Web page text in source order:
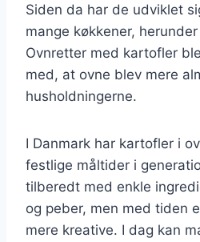
Siden da har de udviklet
mange køkkener,
Ovnretter med kartofler
med, at ovne blev mere
husholdningerne.
I Danmark har kartofler i
festlige måltider i
tilberedt med enkle
og peber, men med tiden
mere kreative. I dag kan